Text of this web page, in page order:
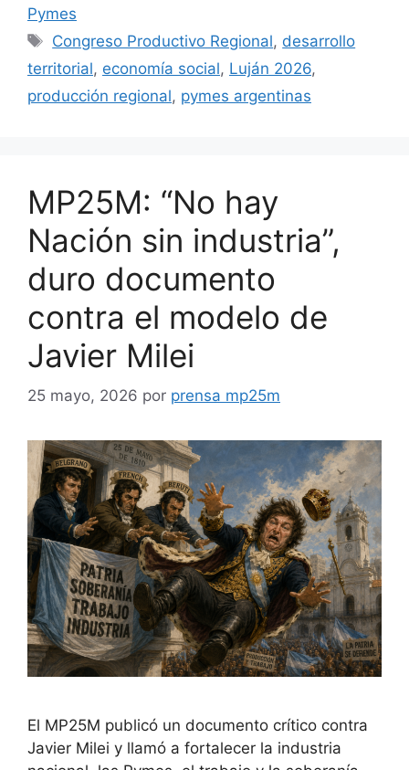
Pymes
Congreso Productivo Regional, desarrollo
territorial, economía social, Luján 2026,
producción regional, pymes argentinas
MP25M: “No hay
Nación sin industria”,
duro documento
contra el modelo de
Javier Milei
25 mayo, 2026 por prensa mp25m
El MP25M publicó un documento crítico contra
Javier Milei y llamó a fortalecer la industria